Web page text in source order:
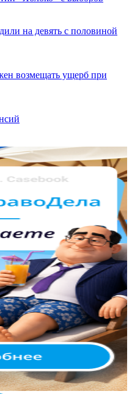
на девять с половиной
возмещать ущерб при